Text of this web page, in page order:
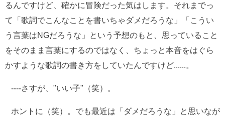
るんですけど、確かに冒険だった気はします。それまでっ
て「歌詞でこんなことを書いちゃダメだろうな」「こうい
う言葉はNGだろうな」という予想のもと、思っていること
をそのまま言葉にするのではなく、ちょっと本音をはぐら
かすような歌詞の書き方をしていたんですけど......。
----さすが、"いい子"（笑）。
ホントに（笑）。でも最近は「ダメだろうな」と思いなが